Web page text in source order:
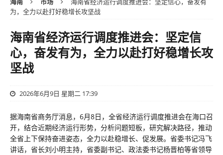
为，全力以赴打好稳增长攻坚战
海南省经济运行调度推进会：坚定信
心，奋发有为，全力以赴打好稳增长攻
坚战
2026年6月9日 星期二 17:39
据海南省商务厅消息，6月8日，全省经济运行调度推进会在海口召
开，结合近期经济运行形势，分析问题短板，研究解决路径，推动
全省上下保持奋进姿态，全力以赴稳增长、促发展。省委书记冯飞
讲话，省长刘小明主持，省委副书记、政法委书记杨晋柏等省领导